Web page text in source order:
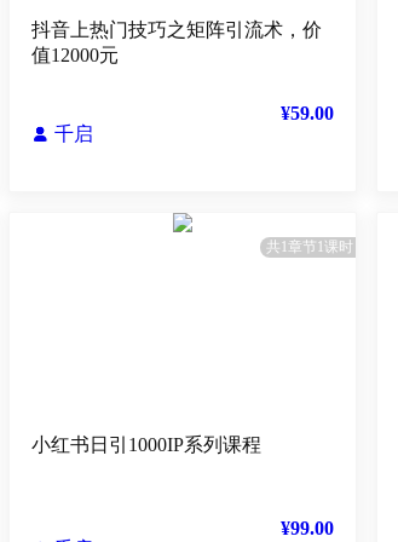
抖音上热门技巧之矩阵引流术，价
值12000元
 千启
¥59.00
共1章节1课时
小红书日引1000IP系列课程
¥99.00